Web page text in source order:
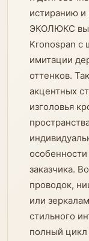
истиранию и
ЭКОЛЮКС вы
Kronospan с
имитации
оттенков.
акцентных
изголовья
заказчика.
проводок,
или
стильного
полный